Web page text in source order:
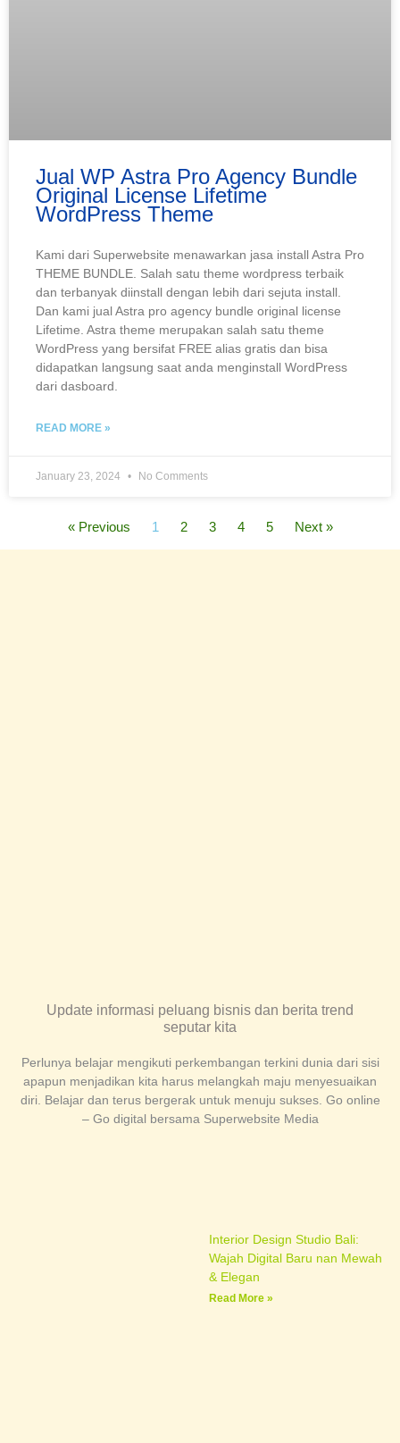
Jual WP Astra Pro Agency Bundle
Original License Lifetime
WordPress Theme
Kami dari Superwebsite menawarkan jasa install Astra Pro
THEME BUNDLE. Salah satu theme wordpress terbaik
dan terbanyak diinstall dengan lebih dari sejuta install.
Dan kami jual Astra pro agency bundle original license
Lifetime. Astra theme merupakan salah satu theme
WordPress yang bersifat FREE alias gratis dan bisa
didapatkan langsung saat anda menginstall WordPress
dari dasboard.
READ MORE »
January 23, 2024 No Comments
« Previous 1 2 3 4 5 Next »
Update informasi peluang bisnis dan berita trend
seputar kita
Perlunya belajar mengikuti perkembangan terkini dunia dari sisi
apapun menjadikan kita harus melangkah maju menyesuaikan
diri. Belajar dan terus bergerak untuk menuju sukses. Go online
– Go digital bersama Superwebsite Media
Interior Design Studio Bali:
Wajah Digital Baru nan Mewah
& Elegan
Read More »